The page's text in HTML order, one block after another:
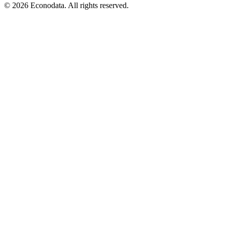
© 2026 Econodata. All rights reserved.